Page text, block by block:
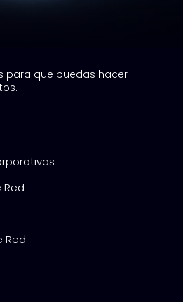
para que puedas hacer
Red
Red